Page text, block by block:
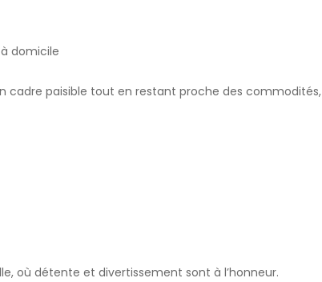
domicile
paisible tout en restant proche des commodités,
où détente et divertissement sont à l’honneur.